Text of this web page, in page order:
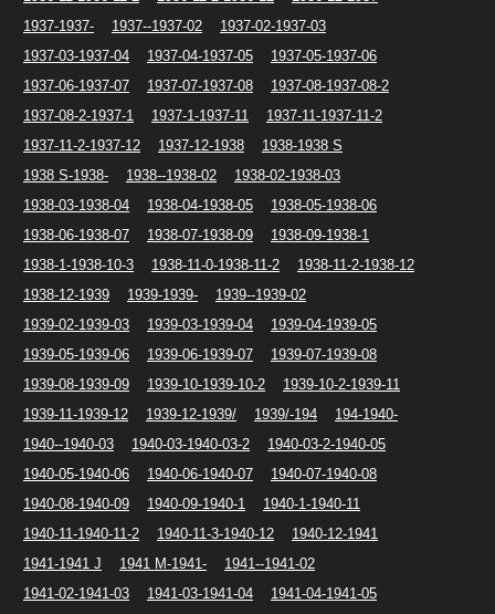
1937-1937-
1937--1937-02
1937-02-1937-03
1937-03-1937-04
1937-04-1937-05
1937-05-1937-06
1937-06-1937-07
1937-07-1937-08
1937-08-1937-08-2
1937-08-2-1937-1
1937-1-1937-11
1937-11-1937-11-2
1937-11-2-1937-12
1937-12-1938
1938-1938 S
1938 S-1938-
1938--1938-02
1938-02-1938-03
1938-03-1938-04
1938-04-1938-05
1938-05-1938-06
1938-06-1938-07
1938-07-1938-09
1938-09-1938-1
1938-1-1938-10-3
1938-11-0-1938-11-2
1938-11-2-1938-12
1938-12-1939
1939-1939-
1939--1939-02
1939-02-1939-03
1939-03-1939-04
1939-04-1939-05
1939-05-1939-06
1939-06-1939-07
1939-07-1939-08
1939-08-1939-09
1939-10-1939-10-2
1939-10-2-1939-11
1939-11-1939-12
1939-12-1939/ 1939/-194
194-1940-
1940--1940-03
1940-03-1940-03-2
1940-03-2-1940-05
1940-05-1940-06
1940-06-1940-07
1940-07-1940-08
1940-08-1940-09
1940-09-1940-1
1940-1-1940-11
1940-11-1940-11-2
1940-11-3-1940-12
1940-12-1941
1941-1941 J
1941 M-1941-
1941--1941-02
1941-02-1941-03
1941-03-1941-04
1941-04-1941-05